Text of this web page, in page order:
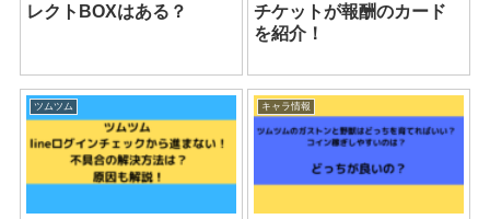
レクトBOXはある？
チケットが報酬のカード
を紹介！
ツムツム キャラ情報